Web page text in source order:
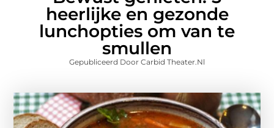
heerlijke en gezonde
lunchopties om van te
smullen
Gepubliceerd Door Carbid Theater.nl